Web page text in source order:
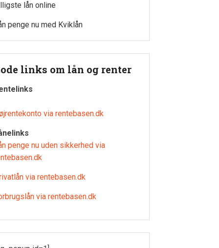
lån online
penge nu med Kviklån
links om lån og renter
via rentebasen.dk
penge nu uden sikkerhed via
via rentebasen.dk
via rentebasen.dk